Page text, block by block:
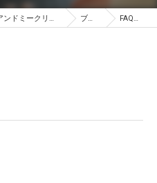
宮崎でコンサルティングならユーアンドミークリエイト株式会社 ブログ FAQ作成